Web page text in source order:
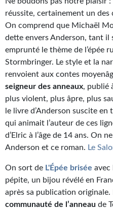
réussite, certainement un des
On comprend que Michaël
dette envers Anderson, tant il
emprunté le thème de l’épée
Stormbringer. Le style et la
renvoient aux contes
seigneur des anneaux, publié
plus violent, plus âpre, plus
le livre d’Anderson suscite en
qui animait l’auteur de ces
d’Elric à l’âge de 14 ans. On
Anderson et ce roman. Le
On sort de L'Épée brisée avec
pépite, un bijou révélé en
après sa publication
communauté de l’anneau de